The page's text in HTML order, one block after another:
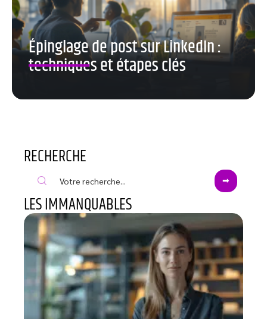
Épinglage de post sur LinkedIn :
techniques et étapes clés
RECHERCHE
LES IMMANQUABLES